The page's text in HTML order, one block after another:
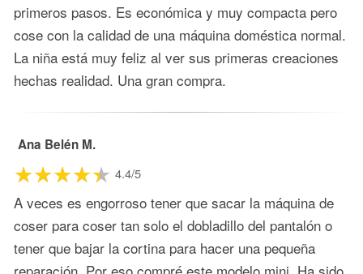
primeros pasos. Es económica y muy compacta pero
cose con la calidad de una máquina doméstica normal.
La niña está muy feliz al ver sus primeras creaciones
hechas realidad. Una gran compra.
Ana Belén M.
4.4/5
A veces es engorroso tener que sacar la máquina de
coser para coser tan solo el dobladillo del pantalón o
tener que bajar la cortina para hacer una pequeña